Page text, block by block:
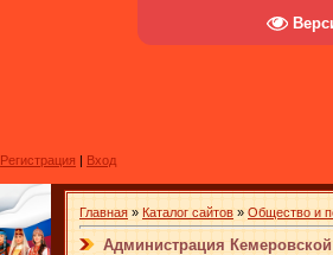
Регистрация | Вход
Главная » Каталог сайтов » Общество и
Администрация